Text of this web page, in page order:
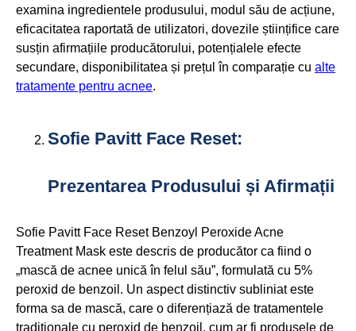
examina ingredientele produsului, modul său de acțiune,
eficacitatea raportată de utilizatori, dovezile științifice care
susțin afirmațiile producătorului, potențialele efecte
secundare, disponibilitatea și prețul în comparație cu alte
tratamente pentru acnee.
Sofie Pavitt Face Reset:
Prezentarea Produsului și Afirmații
Sofie Pavitt Face Reset Benzoyl Peroxide Acne
Treatment Mask este descris de producător ca fiind o
„mască de acnee unică în felul său”, formulată cu 5%
peroxid de benzoil. Un aspect distinctiv subliniat este
forma sa de mască, care o diferențiază de tratamentele
tradiționale cu peroxid de benzoil, cum ar fi produsele de